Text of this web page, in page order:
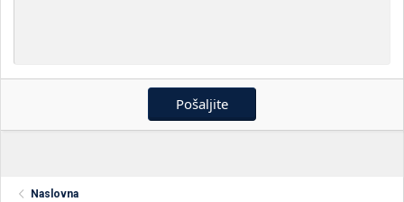
Pošaljite
Naslovna